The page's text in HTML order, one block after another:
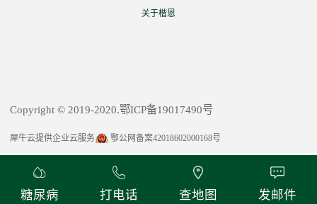
关于楷恩
Copyright © 2019-2020.鄂ICP备19017490号
犀牛云提供企业云服务 鄂公网备案42018602000168号
糖尿病 打电话 查地图 发邮件